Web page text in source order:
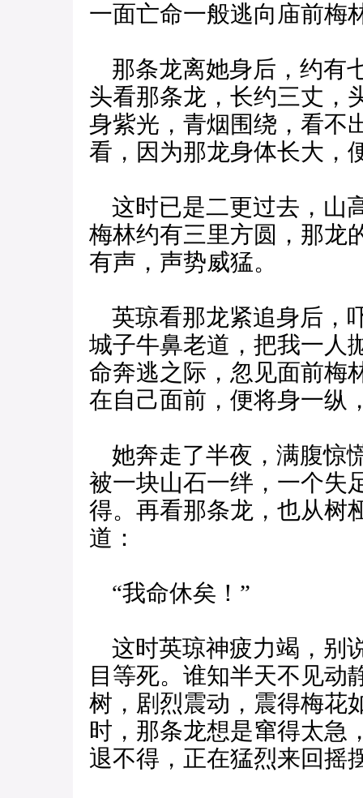
一面亡命一般逃向庙前梅
那条龙离她身后，约有
头看那条龙，长约三丈，
身紫光，青烟围绕，看不
看，因为那龙身体长大，
这时已是二更过去，山
梅林约有三里方圆，那龙
有声，声势威猛。
英琼看那龙紧追身后，
城子牛鼻老道，把我一人
命奔逃之际，忽见面前梅
在自己面前，便将身一纵
她奔走了半夜，满腹惊
被一块山石一绊，一个失
得。再看那条龙，也从树
道：
“我命休矣！”
这时英琼神疲力竭，别
目等死。谁知半天不见动
树，剧烈震动，震得梅花
时，那条龙想是窜得太急
退不得，正在猛烈来回摇